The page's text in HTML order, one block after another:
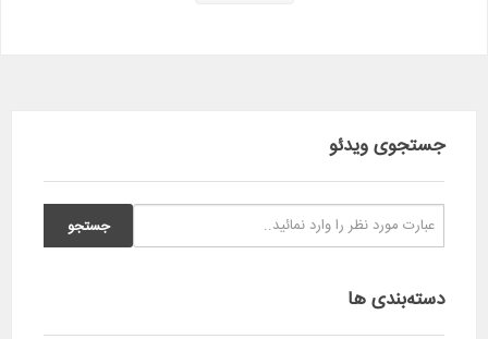
اشتراک
بردیا
بورسی که روزانه منتشر میکنید، هم دسترسی دارم؟
جستجوی ویدئو
دسته‌بندی ها